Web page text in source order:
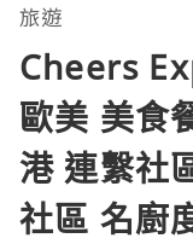
旅遊
Cheers
歐美 美食
港 連繫社
社區 名廚